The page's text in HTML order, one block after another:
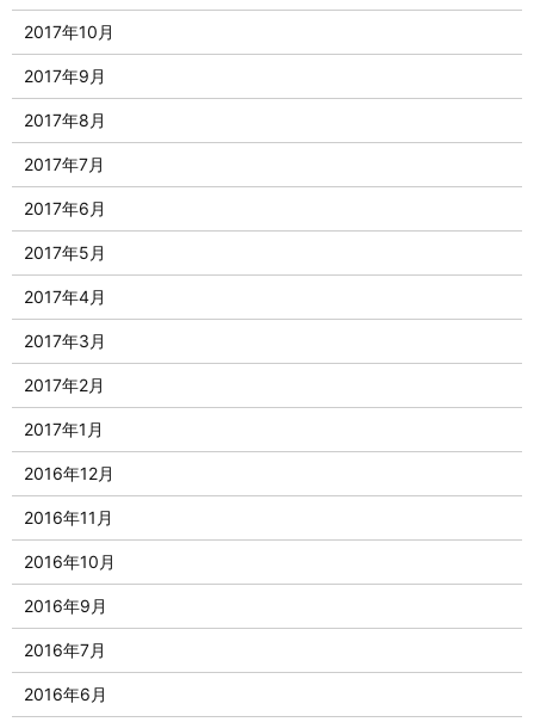
2017年10月
2017年9月
2017年8月
2017年7月
2017年6月
2017年5月
2017年4月
2017年3月
2017年2月
2017年1月
2016年12月
2016年11月
2016年10月
2016年9月
2016年7月
2016年6月